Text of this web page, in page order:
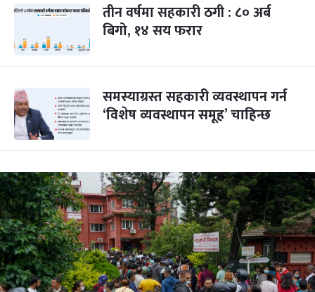
तीन वर्षमा सहकारी ठगी : ८० अर्ब
बिगो, १४ सय फरार
समस्याग्रस्त सहकारी व्यवस्थापन गर्न
‘विशेष व्यवस्थापन समूह’ चाहिन्छ